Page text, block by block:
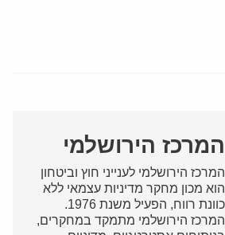
המרכז הירושלמי
המרכז הירושלמי לענייני חוץ וביטחון
הוא מכון מחקר מדיניות עצמאי ללא
כוונת רווח, הפעיל משנת 1976.
המרכז הירושלמי מתמקד במחקרים,